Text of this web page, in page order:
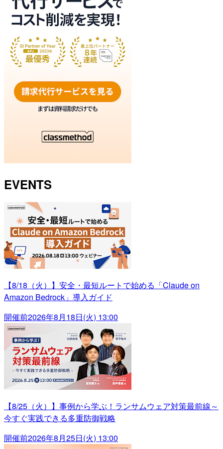
EVENTS
【8/18（火）】安全・最短ルートで始める「Claude on
Amazon Bedrock」導入ガイド
開催前2026年8月18日(火) 13:00
【8/25（火）】事例から学ぶ！ランサムウェア対策最前線～
今すぐ実践できる多重防御戦略
開催前2026年8月25日(火) 13:00